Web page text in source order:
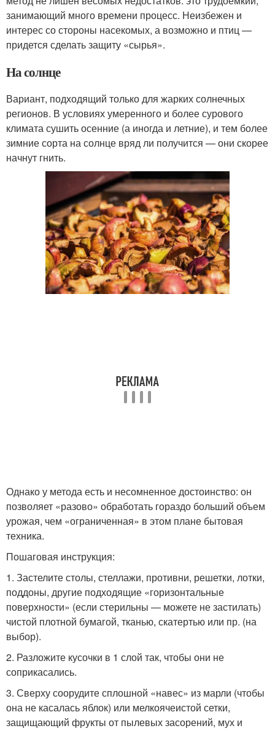
занимающий много времени процесс. Неизбежен и
интерес со стороны насекомых, а возможно и птиц —
придется сделать защиту «сырья».
На солнце
Вариант, подходящий только для жарких солнечных
регионов. В условиях умеренного и более сурового
климата сушить осенние (а иногда и летние), и тем более
зимние сорта на солнце вряд ли получится — они скорее
начнут гнить.
Однако у метода есть и несомненное достоинство: он
позволяет «разово» обработать гораздо больший объем
урожая, чем «ограниченная» в этом плане бытовая
техника.
Пошаговая инструкция:
1. Застелите столы, стеллажи, противни, решетки, лотки,
поддоны, другие подходящие «горизонтальные
поверхности» (если стерильны — можете не застилать)
чистой плотной бумагой, тканью, скатертью или пр. (на
выбор).
2. Разложите кусочки в 1 слой так, чтобы они не
соприкасались.
3. Сверху соорудите сплошной «навес» из марли (чтобы
она не касалась яблок) или мелкоячеистой сетки,
защищающий фрукты от пылевых засорений, мух и